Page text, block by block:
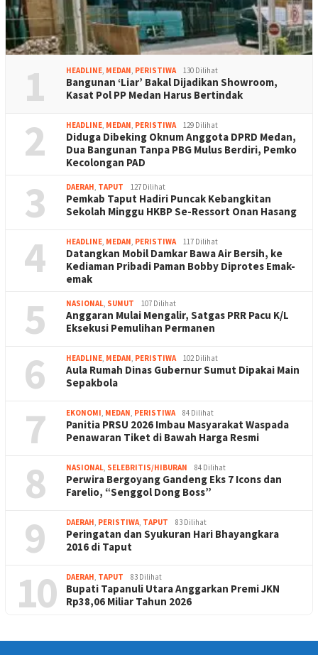
1 HEADLINE, MEDAN, PERISTIWA 130 Dilihat
Bangunan ‘Liar’ Bakal Dijadikan Showroom,
Kasat Pol PP Medan Harus Bertindak
2 HEADLINE, MEDAN, PERISTIWA 129 Dilihat
Diduga Dibeking Oknum Anggota DPRD Medan,
Dua Bangunan Tanpa PBG Mulus Berdiri, Pemko
Kecolongan PAD
3 DAERAH, TAPUT 127 Dilihat
Pemkab Taput Hadiri Puncak Kebangkitan
Sekolah Minggu HKBP Se-Ressort Onan Hasang
4 HEADLINE, MEDAN, PERISTIWA 117 Dilihat
Datangkan Mobil Damkar Bawa Air Bersih, ke
Kediaman Pribadi Paman Bobby Diprotes Emak-
emak
5 NASIONAL, SUMUT 107 Dilihat
Anggaran Mulai Mengalir, Satgas PRR Pacu K/L
Eksekusi Pemulihan Permanen
6 HEADLINE, MEDAN, PERISTIWA 102 Dilihat
Aula Rumah Dinas Gubernur Sumut Dipakai Main
Sepakbola
7 EKONOMI, MEDAN, PERISTIWA 84 Dilihat
Panitia PRSU 2026 Imbau Masyarakat Waspada
Penawaran Tiket di Bawah Harga Resmi
8 NASIONAL, SELEBRITIS/HIBURAN 84 Dilihat
Perwira Bergoyang Gandeng Eks 7 Icons dan
Farelio, “Senggol Dong Boss”
9 DAERAH, PERISTIWA, TAPUT 83 Dilihat
Peringatan dan Syukuran Hari Bhayangkara
2016 di Taput
10 DAERAH, TAPUT 83 Dilihat
Bupati Tapanuli Utara Anggarkan Premi JKN
Rp38,06 Miliar Tahun 2026